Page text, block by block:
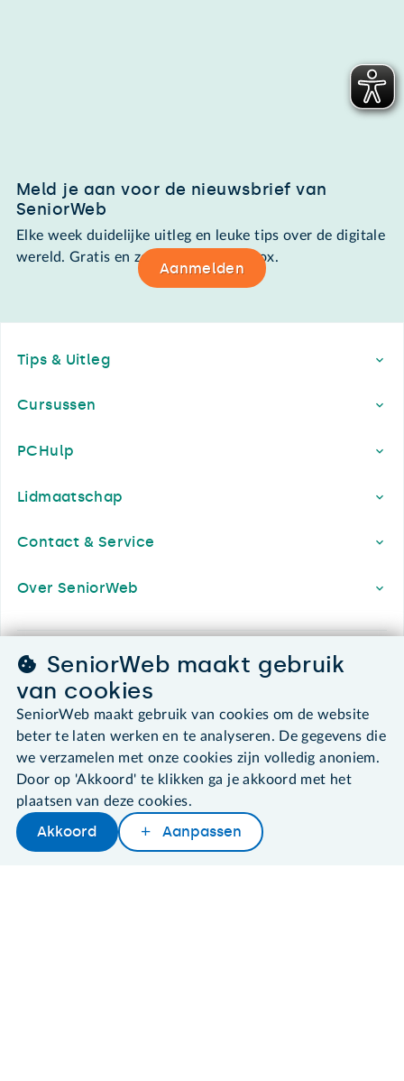
Later lezenDelenWoordenboek
Meld je aan voor de nieuwsbrief van
SeniorWeb
Elke week duidelijke uitleg en leuke tips over de digitale
wereld. Gratis en zomaar in de mailbox.
Aanmelden
Tips & Uitleg
Cursussen
PCHulp
Lidmaatschap
Contact & Service
Over SeniorWeb
SeniorWeb.
De computerhulp voor u.
030 - 276 99 65
leden@seniorweb.nl
©2026 SeniorWeb
SeniorWeb maakt gebruik
van cookies
SeniorWeb maakt gebruik van cookies om de website
beter te laten werken en te analyseren. De gegevens die
we verzamelen met onze cookies zijn volledig anoniem.
Door op 'Akkoord' te klikken ga je akkoord met het
plaatsen van deze cookies.
Akkoord Aanpassen